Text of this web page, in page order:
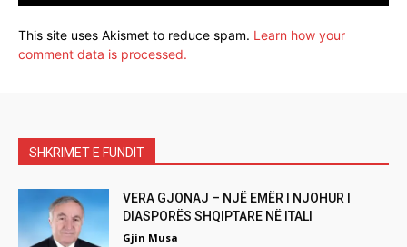
This site uses Akismet to reduce spam. Learn how your
comment data is processed.
SHKRIMET E FUNDIT
VERA GJONAJ – NJË EMËR I NJOHUR I
DIASPORËS SHQIPTARE NË ITALI
Gjin Musa